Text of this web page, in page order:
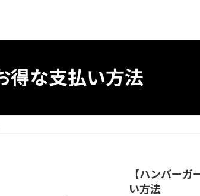
得な支払い方法
【ハンバー
い方法